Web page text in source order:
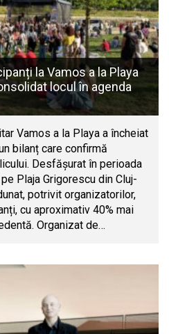
la Vamos a la Playa
locul în agenda
Vamos a la Playa a încheiat
bilanț care confirmă
Desfășurat în perioada
Plaja Grigorescu din Cluj-
potrivit organizatorilor,
cu aproximativ 40% mai
Organizat de…